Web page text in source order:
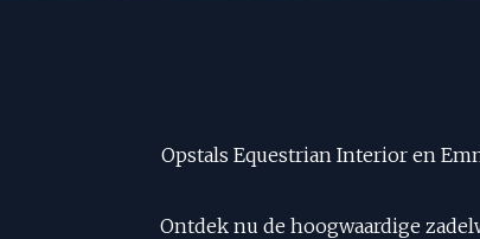
Opstals Equestrian Interior en
Ontdek nu de hoogwaardige